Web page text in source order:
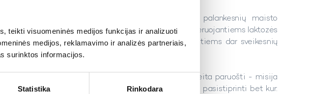
teikti visuomeninės medijos funkcijas ir analizuoti
medijos, reklamavimo ir analizės partneriais,
surinktos informacijos.
Statistika Rinkodara
Produkcija paženklinta „Rakto skylute“ – sveikatai palankesnių maisto
ženklu. Produktų linija „Dairy free“ skirta netoleruojantiems laktozės
veganams, o košės be pridėtinio cukraus – ieškantiems dar sveikesnių
sprendimų.
Sveiki pusryčiai ar pietūs indelyje, kuriuos lengva ir greita paruošti - misija
įmanoma! Prireiks tik karšto vandens. Košėmis galima pasistiprinti bet kur: